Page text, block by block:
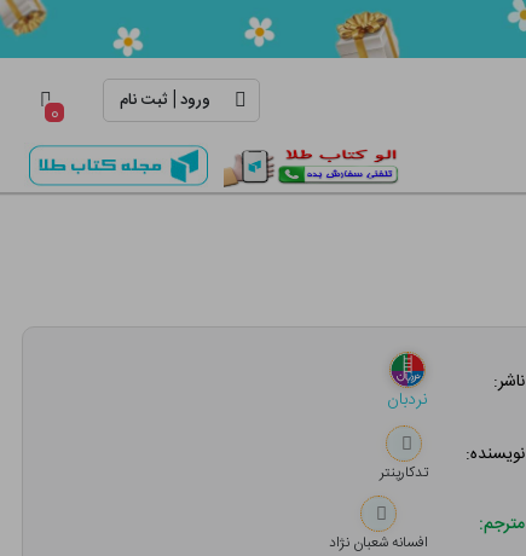
ورود| ثبت نام ۰
ناشر:
نردبان
نویسنده:
تدکارپنتر
مترجم:
افسانه شعبان نژاد